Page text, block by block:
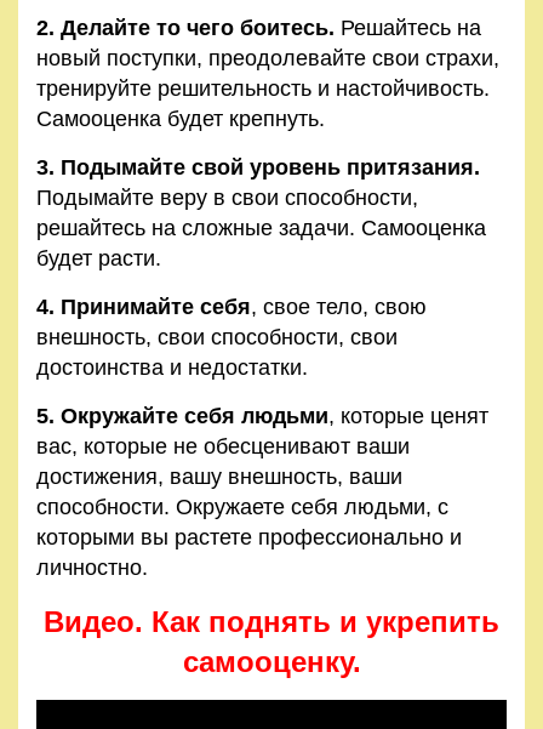
2. Делайте то чего боитесь. Решайтесь на
новый поступки, преодолевайте свои страхи,
тренируйте решительность и настойчивость.
Самооценка будет крепнуть.
3. Подымайте свой уровень притязания.
Подымайте веру в свои способности,
решайтесь на сложные задачи. Самооценка
будет расти.
4. Принимайте себя, свое тело, свою
внешность, свои способности, свои
достоинства и недостатки.
5. Окружайте себя людьми, которые ценят
вас, которые не обесценивают ваши
достижения, вашу внешность, ваши
способности. Окружаете себя людьми, с
которыми вы растете профессионально и
личностно.
Видео. Как поднять и укрепить
самооценку.